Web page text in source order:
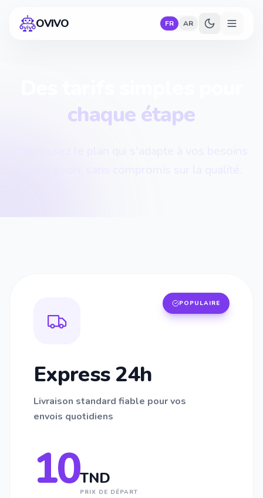
OVIVO FR AR
chaque étape
POPULAIRE
Express 24h
Livraison standard fiable pour vos
envois quotidiens
10TND
PRIX DE DÉPART